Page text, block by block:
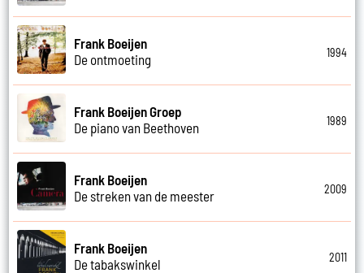
Frank Boeijen
De ontmoeting
1994
Frank Boeijen Groep
De piano van Beethoven
1989
Frank Boeijen
De streken van de meester
2009
Frank Boeijen
De tabakswinkel
2011